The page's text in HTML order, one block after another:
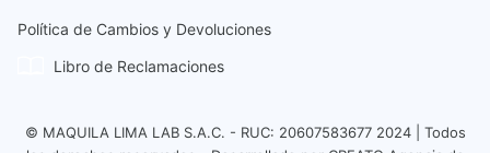
Política de Cambios y Devoluciones
Libro de Reclamaciones
© MAQUILA LIMA LAB S.A.C. - RUC: 20607583677 2024 | Todos